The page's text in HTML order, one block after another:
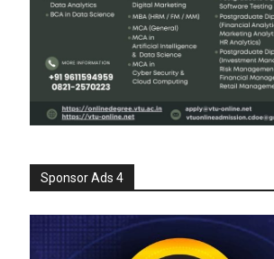
Sponsor Ads 4